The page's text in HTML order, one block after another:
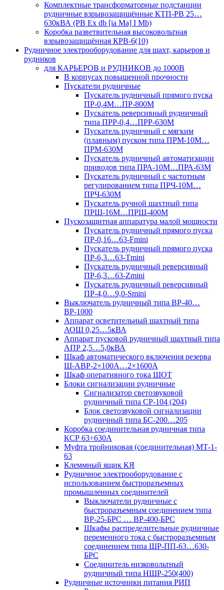
Комплектные трансформаторные подстанции
рудничные взрывозащищённые КТП-РВ 25…
630кВА (РВ Ex db [ia Ma] I Mb)
Коробка разветвительная высоковольтная
взрывозащищённая КРВ-6(10)
Рудничное электрооборудование для шахт, карьеров и
рудников
для КАРЬЕРОВ и РУДНИКОВ до 1000В
В корпусах повышенной прочности
Пускатели рудничные
Пускатель рудничный прямого пуска
ПР-0,4М…ПР-800М
Пускатель реверсивный рудничный
типа ПРР-0,4…ПРР-630М
Пускатель рудничный с мягким
(плавным) пуском типа ПРМ-10М…
ПРМ-630М
Пускатель рудничный автоматизации
приводов типа ПРА-10М…ПРА-63М
Пускатель рудничный с частотным
регулированием типа ПРЧ-10М…
ПРЧ-630М
Пускатель ручной шахтный типа
ПРШ-16М…ПРШ-400М
Пускозащитная аппаратура малой мощности
Пускатель рудничный прямого пуска
ПР-0,16…63-Fmini
Пускатель рудничный прямого пуска
ПР-6,3…63-Tmini
Пускатель рудничный реверсивный
ПР-6,3…63-Zmini
Пускатель рудничный реверсивный
ПР-4,0…9,0-Smini
Выключатель рудничный типа ВР-40…
ВР-1000
Аппарат осветительный шахтный типа
АОШ 0,25…5кВА
Аппарат пусковой рудничный шахтный типа
АПР 2,5…5,0кВА
Шкаф автоматического включения резерва
Ш-АВР-2×100А…2×1600А
Шкаф оперативного тока ШОТ
Блоки сигнализации рудничные
Сигнализатор светозвуковой
рудничный типа СР-104 (204)
Блок светозвуковой сигнализации
рудничный типа БС-200…205
Коробка соединительная рудничная типа
КСР 63÷630А
Муфта тройниковая (соединительная) МТ-1-
63
Клеммный ящик КЯ
Рудничное электрооборудование с
использованием быстроразъемных
промышленных соединителей
Выключатели рудничные с
быстроразъемным соединением типа
ВР-25-БРС … ВР-400-БРС
Шкафы распределительные рудничные
переменного тока с быстроразъемным
соединением типа ШР-ПП-63…630-
БРС
Соединитель низковольтный
рудничный типа НШР-250(400)
Рудничные источники питания РИП